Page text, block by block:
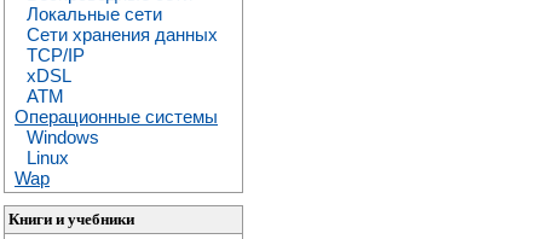
Локальные сети
Сети хранения данных
TCP/IP
xDSL
ATM
Операционные системы
Windows
Linux
Wap
Книги и учебники